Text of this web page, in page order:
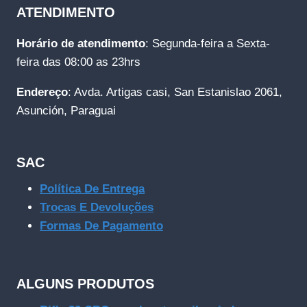
ATENDIMENTO
Horário de atendimento: Segunda-feira a Sexta-
feira das 08:00 as 23hrs
Endereço: Avda. Artigas casi, San Estanislao 2061,
Asunción, Paraguai
SAC
Política De Entrega
Trocas E Devoluções
Formas De Pagamento
ALGUNS PRODUTOS